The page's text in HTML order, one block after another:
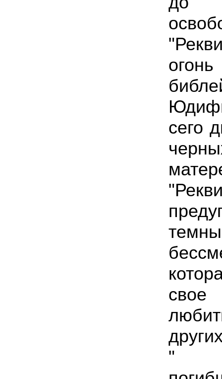
сего
"